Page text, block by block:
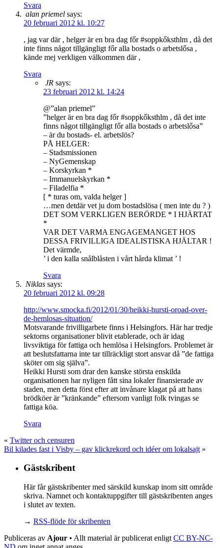
Svara
alan priemel says:
20 februari 2012 kl. 10:27
, jag var där , helger är en bra dag főr #soppkőksthlm , då det
inte finns något tillgängligt főr alla bostads o arbetslősa ,
kände mej verkligen välkommen där ,
Svara
JR says:
23 februari 2012 kl. 14:24
@”alan priemel”
”helger är en bra dag főr #soppkőksthlm , då det inte
finns något tillgängligt főr alla bostads o arbetslősa”
– är du bostads- el. arbetslös?
PÅ HELGER:
– Stadsmissionen
– NyGemenskap
– Korskyrkan *
– Immanuelskyrkan *
– Filadelfia *
[ * turas om, valda helger ]
…men detdär vet ju dom bostadslösa ( men inte du ? )
DET SOM VERKLIGEN BERÖRDE * I HJÄRTAT
*
VAR DET VARMA ENGAGEMANGET HOS
DESSA FRIVILLIGA IDEALISTISKA HJÄLTAR !
Det värmde,
’ i den kalla snålblåsten i vårt hårda klimat ’ !
Svara
Niklas says:
20 februari 2012 kl. 09:28
http://www.smocka.fi/2012/01/30/heikki-hursti-oroad-over-
de-hemlosas-situation/
Motsvarande frivilligarbete finns i Helsingfors. Här har tredje
sektorns organisationer blivit etablerade, och är idag
livsviktiga för fattiga och hemlösa i Helsingfors. Problemet är
att beslutsfattarna inte tar tillräckligt stort ansvar då ”de fattiga
sköter om sig själva”.
Heikki Hursti som drar den kanske största enskilda
organisationen har nyligen fått sina lokaler finansierade av
staden, men detta först efter att invånare klagat på att hans
brödköer är ”kränkande” eftersom vanligt folk tvingas se
fattiga köa.
Svara
« Twitter och censuren
Bil kilades fast i Visby – gav klickrekord och idéer om lokalsajt »
Gästskribent
Här får gästskribenter med särskild kunskap inom sitt område
skriva. Namnet och kontaktuppgifter till gästskribenten anges
i slutet av texten.
→ RSS-flöde för skribenten
Publiceras av Ajour • Allt material är publicerat enligt CC BY-NC-